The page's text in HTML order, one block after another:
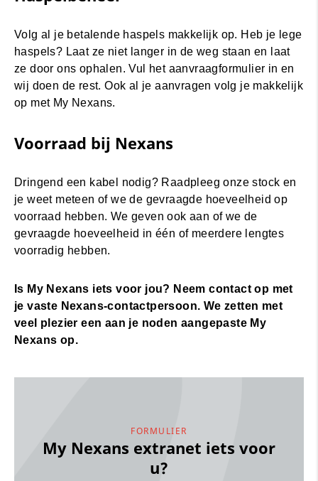
Volg al je betalende haspels makkelijk op. Heb je lege
haspels? Laat ze niet langer in de weg staan en laat
ze door ons ophalen. Vul het aanvraagformulier in en
wij doen de rest. Ook al je aanvragen volg je makkelijk
op met My Nexans.
Voorraad bij Nexans
Dringend een kabel nodig? Raadpleeg onze stock en
je weet meteen of we de gevraagde hoeveelheid op
voorraad hebben. We geven ook aan of we de
gevraagde hoeveelheid in één of meerdere lengtes
voorradig hebben.
Is My Nexans iets voor jou? Neem contact op met
je vaste Nexans-contactpersoon. We zetten met
veel plezier een aan je noden aangepaste My
Nexans op.
FORMULIER
My Nexans extranet iets voor
u?